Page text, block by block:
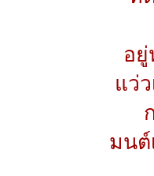
อยู่
แว่
มนต์